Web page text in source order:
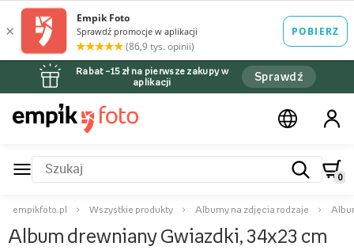
Rabat –15 zł na pierwsze zakupy w
aplikacji
Sprawdź
0
empikfoto.pl Wszystkie produkty Albumy na zdjęcia rodzaje
Album drewniany Gwiazdki, 34x23 cm